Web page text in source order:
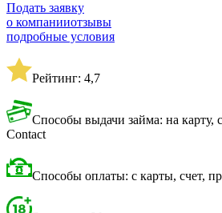
Подать заявку
о компанииотзывы
подробные условия
Рейтинг: 4,7
Способы выдачи займа: на карту,
Contact
Способы оплаты: с карты, счет,